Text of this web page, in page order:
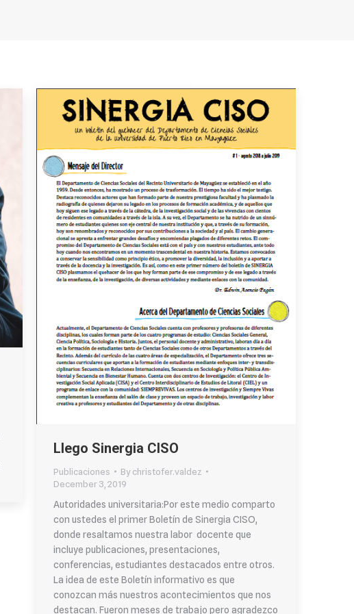
Llego Sinergia CISO
Publicaciones Bychristofer.valdez
December 3, 2019
Autoridades universitaria:Por este medio comparto
con ustedes el primer Boletín de Sinergia CISO,
donde resaltamos nuestra labor docente que
incluye publicaciones, presentaciones,
conferencias, estudiantes destacados entre otros.
La idea de este Boletín informativo es que
conozcan más nuestros acontecimientos que nos
destacan. Fueron meses de trabajo pero agradezco